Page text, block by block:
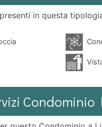
in questa